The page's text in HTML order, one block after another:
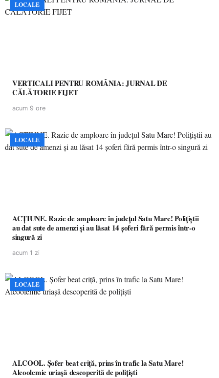
LOCALE
VERTICALI PENTRU ROMÂNIA: JURNAL DE
CĂLĂTORIE FIJET
acum 9 ore
LOCALE
ACȚIUNE. Razie de amploare în județul Satu Mare! Polițiștii
au dat sute de amenzi și au lăsat 14 șoferi fără permis într-o
singură zi
acum 1 zi
LOCALE
ALCOOL. Șofer beat criță, prins în trafic la Satu Mare!
Alcoolemie uriașă descoperită de polițiști